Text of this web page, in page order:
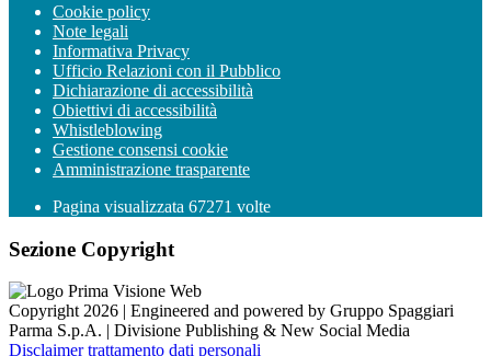
Cookie policy
Note legali
Informativa Privacy
Ufficio Relazioni con il Pubblico
Dichiarazione di accessibilità
Obiettivi di accessibilità
Whistleblowing
Gestione consensi cookie
Amministrazione trasparente
Pagina visualizzata 67271 volte
Sezione Copyright
Copyright 2026 | Engineered and powered by Gruppo Spaggiari
Parma S.p.A. | Divisione Publishing & New Social Media
Disclaimer trattamento dati personali